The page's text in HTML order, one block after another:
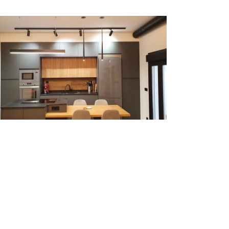
Reforma e interiorismo de
una vivienda en el Pirineo –
Jaca
Arquitectura Interiorismo Rehabilitación